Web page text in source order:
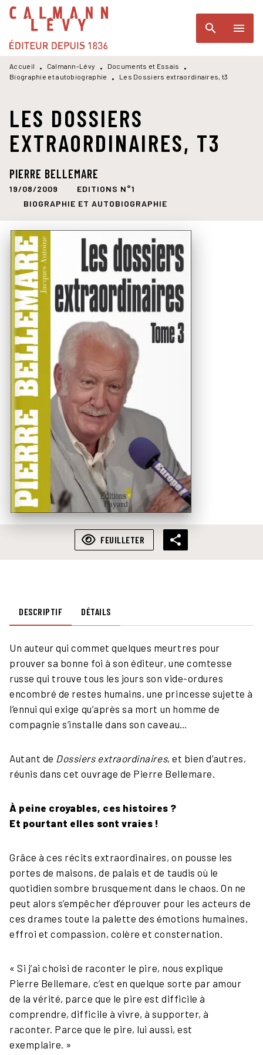
MENU RECHERCHE
PIED DE PAGE
search menu
Accueil • Calmann-Lévy • Documents et Essais
•
Biographie et autobiographie
• Les Dossiers extraordinaires, t3
LES DOSSIERS
EXTRAORDINAIRES, T3
PIERRE BELLEMARE
19/08/2009
EDITIONS N°1
BIOGRAPHIE ET AUTOBIOGRAPHIE
FEUILLETER
DESCRIPTIF DÉTAILS
Un auteur qui commet quelques meurtres pour
prouver sa bonne foi à son éditeur, une comtesse
russe qui trouve tous les jours son vide-ordures
encombré de restes humains, une princesse sujette à
l’ennui qui exige qu’après sa mort un homme de
compagnie s’installe dans son caveau…
Autant de Dossiers extraordinaires, et bien d’autres,
réunis dans cet ouvrage de Pierre Bellemare.
À peine croyables, ces histoires ?
Et pourtant elles sont vraies !
Grâce à ces récits extraordinaires, on pousse les
portes de maisons, de palais et de taudis où le
quotidien sombre brusquement dans le chaos. On ne
peut alors s’empêcher d’éprouver pour les acteurs de
ces drames toute la palette des émotions humaines,
effroi et compassion, colère et consternation.
« Si j’ai choisi de raconter le pire, nous explique
Pierre Bellemare, c’est en quelque sorte par amour
de la vérité, parce que le pire est difficile à
comprendre, difficile à vivre, à supporter, à
raconter. Parce que le pire, lui aussi, est
exemplaire. »